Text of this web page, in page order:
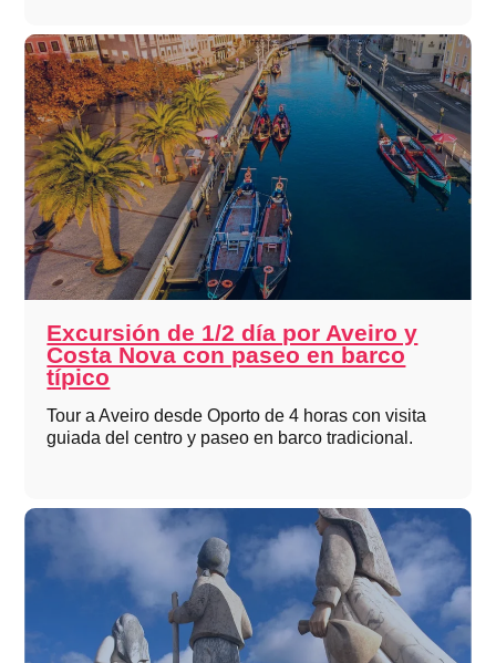
Excursión de 1/2 día por Aveiro y
Costa Nova con paseo en barco
típico
Tour a Aveiro desde Oporto de 4 horas con visita
guiada del centro y paseo en barco tradicional.